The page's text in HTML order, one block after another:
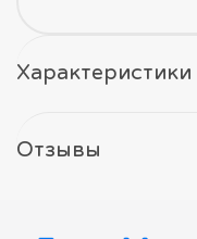
Характеристики
Отзывы